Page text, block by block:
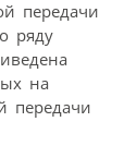
передачи
ряду
на
передачи